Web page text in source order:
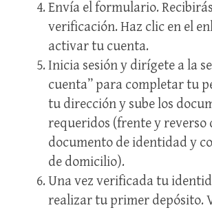
Envía el formulario.
verificación. Haz clic en el
activar tu cuenta.
Inicia sesión y dirígete a la
cuenta” para completar tu
tu dirección y sube los
requeridos (frente y reverso
documento de identidad y
de domicilio).
Una vez verificada tu
realizar tu primer depósito.